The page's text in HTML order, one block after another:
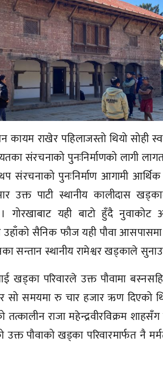
राखेर पहिलाजस्तो थियो सोही
संरचनाको पुनःनिर्माणको लागी
पुनःनिर्माण आगामी आर्थिक
उक्त पाटी स्थानीय कालीदास
। गोरखाबाट यही बाटो हुँदै
उहाँको सैनिक फौज यही पौवा
सन्तान स्थानीय रामेश्वर खड्काले
खड्का परिवारले उक्त पौवामा
सो समयमा रु चार हजार ऋण दिएको
राजा महेन्द्रवीरविक्रम शाहसँग
पौवाको खड्का परिवारमार्फत नै